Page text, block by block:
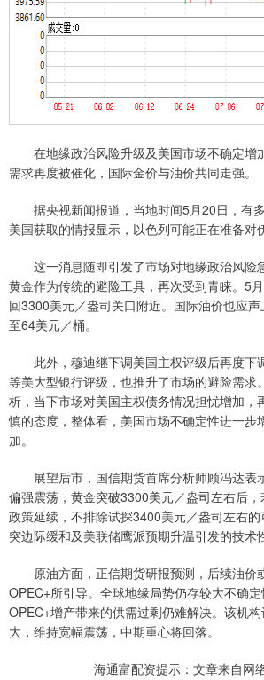
在地缘政治风险升级及美国市场不确定增
需求再度被催化，国际金价与油价共同走强。
据央视新闻报道，当地时间5月20日，有多
美国获取的情报显示，以色列可能正在准备对
这一消息随即引发了市场对地缘政治风险
黄金作为传统的避险工具，再次受到青睐。5
回3300美元／盎司关口附近。国际油价也应
至64美元／桶。
此外，穆迪继下调美国主权评级后再度下
等美大型银行评级，也推升了市场的避险需求
析，当下市场对美国主权债务情况担忧增加，
慎的态度，整体看，美国市场不确定性进一步
加。
展望后市，国信期货首席分析师顾冯达表
偏强震荡，黄金突破3300美元／盎司左右后
政策延续，不排除试探3400美元／盎司左右
突边际缓和及美联储鹰派预期升温引发的技术
原油方面，正信期货研报预测，后续油价
OPEC+所引导。全球地缘局势仍存较大不确
OPEC+增产带来的供需过剩仍难解决。该机
大，维持宽幅震荡，中期重心将回落。
海通富配资提示：文章来自网